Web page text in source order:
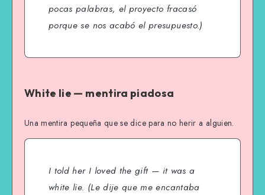
pocas palabras, el proyecto fracasó
porque se nos acabó el presupuesto.)
White lie — mentira piadosa
Una mentira pequeña que se dice para no herir a alguien.
I told her I loved the gift — it was a
white lie. (Le dije que me encantaba